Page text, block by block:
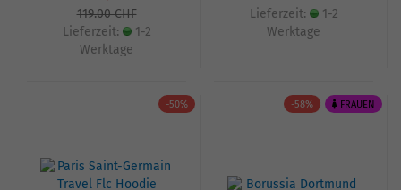
119.00 CHF
Lieferzeit:
1-2
Werktage
Lieferzeit:
1-2
Werktage
-50% -58% FRAUEN